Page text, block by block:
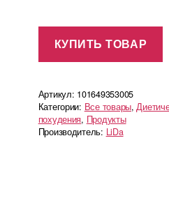
КУПИТЬ ТОВАР
Артикул: 101649353005
Категории: Все товары,
похудения, Продукты
Производитель: LiDa